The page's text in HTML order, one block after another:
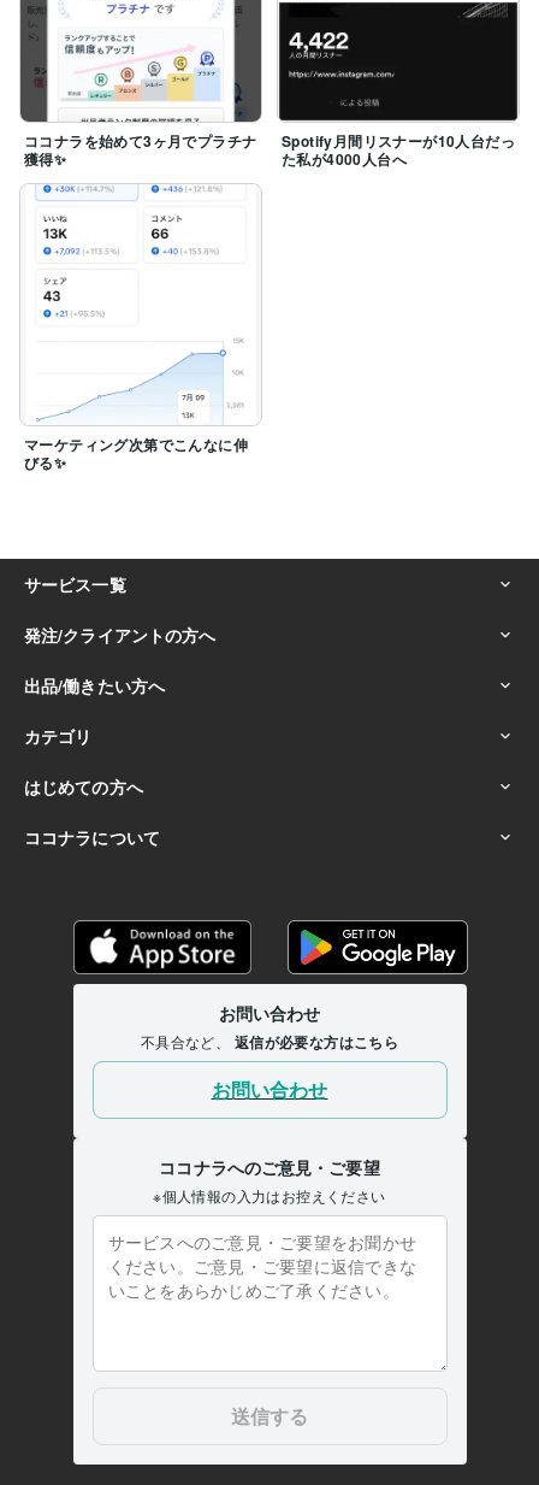
ココナラを始めて3ヶ月でプラチナ
獲得✨
Spotify月間リスナーが10人台だっ
た私が4000人台へ
マーケティング次第でこんなに伸
びる✨️